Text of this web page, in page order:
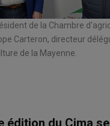
de la Chambre
Carteron, directeur
de la Mayenne.
édition du Cima